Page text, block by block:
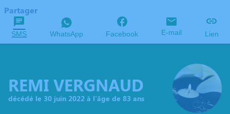
Partager
SMS WhatsApp Facebook E-mail Lien
REMI VERGNAUD
décédé le 30 juin 2022 à l'âge de 83 ans